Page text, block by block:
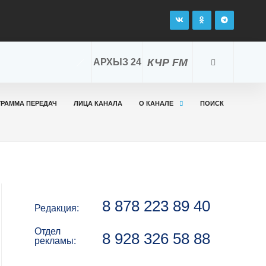
КЧР FM
АРХЫЗ 24
ПЕРЕДАЧ ЛИЦА КАНАЛА О КАНАЛЕ
ПОИСК
Редакция: 8 878 223 89 40
Отдел
рекламы:
8 928 326 58 88